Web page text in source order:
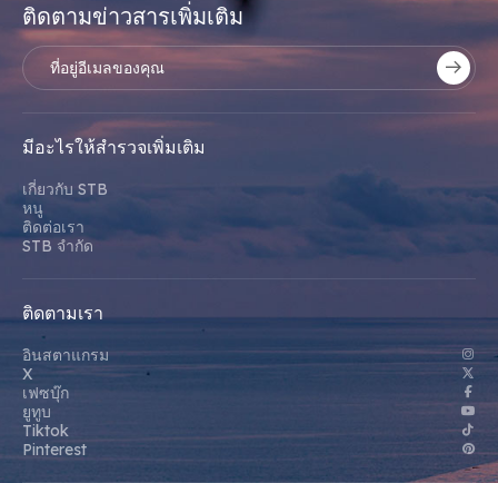
ติดตามข่าวสารเพิ่มเติม
มีอะไรให้สํารวจเพิ่มเติม
เกี่ยวกับ STB
หนู
ติดต่อเรา
STB จํากัด
ติดตามเรา
อินสตาแกรม
X
เฟซบุ๊ก
ยูทูบ
Tiktok
Pinterest